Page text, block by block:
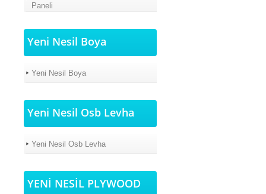
Paneli
Yeni Nesil Boya
Yeni Nesil Boya
Yeni Nesil Osb Levha
Yeni Nesil Osb Levha
YENİ NESİL PLYWOOD